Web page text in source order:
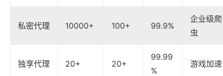
私密代理 10000+ 100+ 99.9%
企业级爬
虫
独享代理 20+ 20+
99.99
%
游戏加速